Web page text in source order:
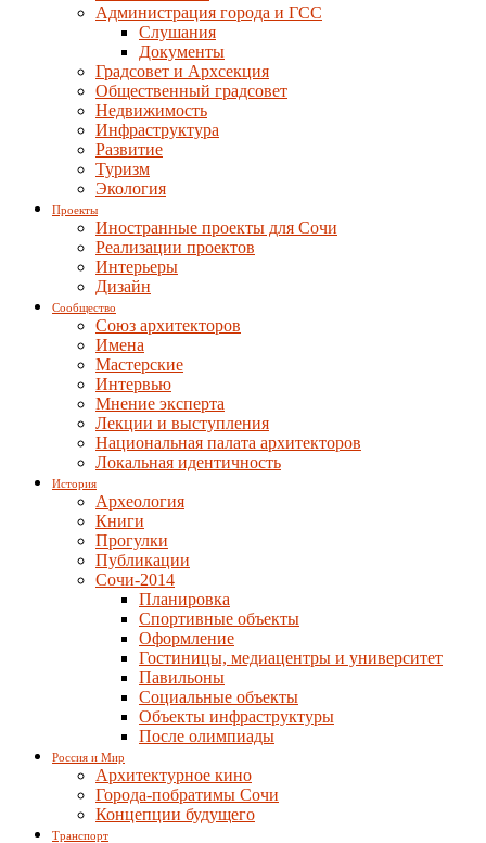
Администрация города и ГСС
Слушания
Документы
Градсовет и Архсекция
Общественный градсовет
Недвижимость
Инфраструктура
Развитие
Туризм
Экология
Проекты
Иностранные проекты для Сочи
Реализации проектов
Интерьеры
Дизайн
Сообщество
Союз архитекторов
Имена
Мастерские
Интервью
Мнение эксперта
Лекции и выступления
Национальная палата архитекторов
Локальная идентичность
История
Археология
Книги
Прогулки
Публикации
Сочи-2014
Планировка
Спортивные объекты
Оформление
Гостиницы, медиацентры и университет
Павильоны
Социальные объекты
Объекты инфраструктуры
После олимпиады
Россия и Мир
Архитектурное кино
Города-побратимы Сочи
Концепции будущего
Транспорт